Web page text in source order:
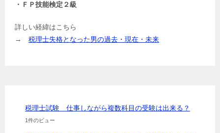
・ＦＰ技能検定２級
詳しい経緯はこちら
→ 税理士失格となった男の過去・現在・未来
税理士試験 仕事しながら複数科目の受験は出来る？
1件のビュー